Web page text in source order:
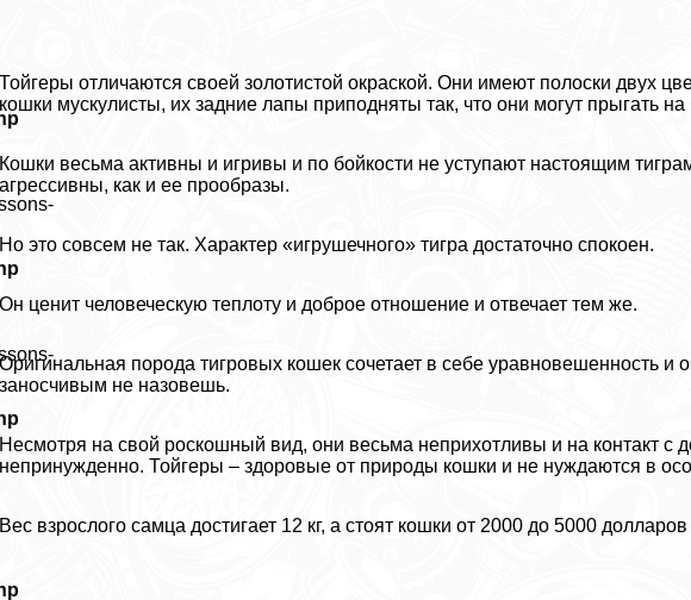
Тойгеры отличаются своей золотистой окраской. Они имеют полоски двух
кошки мускулисты, их задние лапы приподняты так, что они могут прыгать
Кошки весьма активны и игривы и по бойкости не уступают настоящим
агрессивны, как и ее прообразы.
Но это совсем не так. Хаpaктер «игрушечного» тигра достаточно спокоен.
Он ценит человеческую теплоту и доброе отношение и отвечает тем же.
Оригинальная порода тигровых кошек сочетает в себе уравновешенность и
заносчивым не назовешь.
Несмотря на свой роскошный вид, они весьма неприхотливы и на контакт с
непринужденно. Тойгеры – здоровые от природы кошки и не нуждаются в
Вес взрослого самца достигает 12 кг, а стоят кошки от 2000 до 5000